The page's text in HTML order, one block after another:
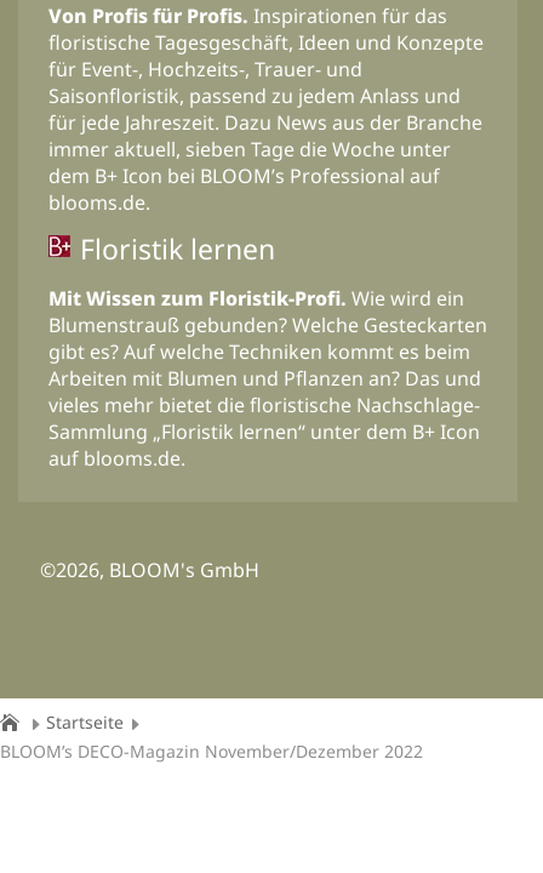
Von Profis für Profis. Inspirationen für das
floristische Tagesgeschäft, Ideen und Konzepte
für Event-, Hochzeits-, Trauer- und
Saisonfloristik, passend zu jedem Anlass und
für jede Jahreszeit. Dazu News aus der Branche
immer aktuell, sieben Tage die Woche unter
dem B+ Icon bei BLOOM’s Professional auf
blooms.de.
Floristik lernen
Mit Wissen zum Floristik-Profi. Wie wird ein
Blumenstrauß gebunden? Welche Gesteckarten
gibt es? Auf welche Techniken kommt es beim
Arbeiten mit Blumen und Pflanzen an? Das und
vieles mehr bietet die floristische Nachschlage-
Sammlung „Floristik lernen“ unter dem B+ Icon
auf blooms.de.
©2026, BLOOM's GmbH
Startseite
BLOOM’s DECO-Magazin November/Dezember 2022